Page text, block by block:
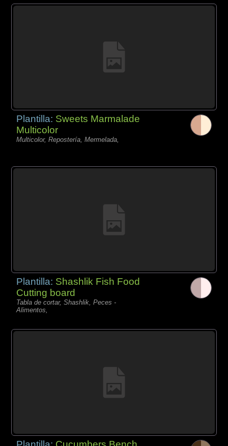
Plantilla: Sweets Marmalade
Multicolor
Multicolor, Repostería, Mermelada,
Plantilla: Shashlik Fish Food
Cutting board
Tabla de cortar, Shashlik, Peces -
Alimentos,